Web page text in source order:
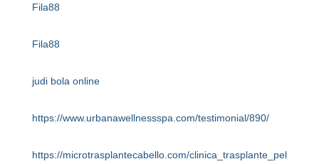
Fila88
Fila88
judi bola online
https://www.urbanawellnessspa.com/testimonial/890/
https://microtrasplantecabello.com/clinica_trasplante_pel